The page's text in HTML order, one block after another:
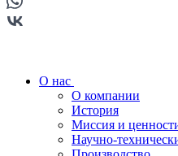
О нас
О компании
История
Миссия и
Научно-